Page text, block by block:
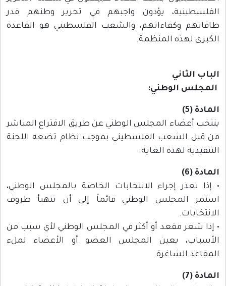
الفلسطينية، يؤدون واجبهم في تحرير وطنهم قدر
طاقاتهم وكفاءاتهم، والشعب الفلسطيني هو القاعدة
الكبرى لهذه المنظمة.
الباب الثاني
المجلس الوطني:
المادة (5)
ينتخب أعضاء المجلس الوطني عن طريق الاقتراع المباشر
من قبل الشعب الفلسطيني بموجب نظام تضعه اللجنة
التنفيذية لهذه الغاية.
المادة (6)
• إذا تعذر إجراء الانتخابات الخاصة بالمجلس الوطني،
استمر المجلس الوطني قائماً إلى أن تتهيأ ظروف
الانتخابات.
• إذا شغر مقعد أو أكثر في المجلس الوطني لأي سبب من
الأسباب، يعين المجلس العضو أو الأعضاء لملء
المقاعد الشاغرة.
المادة (7)